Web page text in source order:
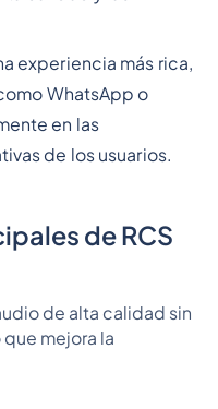
experiencia más rica,
WhatsApp o
en las
de los usuarios.
de RCS
de alta calidad sin
mejora la